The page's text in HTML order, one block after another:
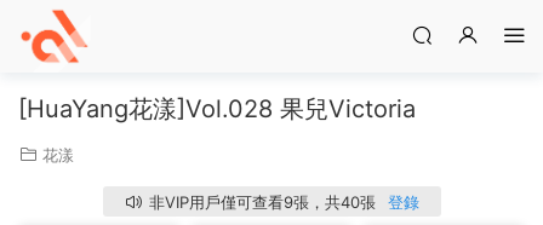
[HuaYang花漾]Vol.028 果兒Victoria
花漾
非VIP用戶僅可查看9張，共40張 登錄